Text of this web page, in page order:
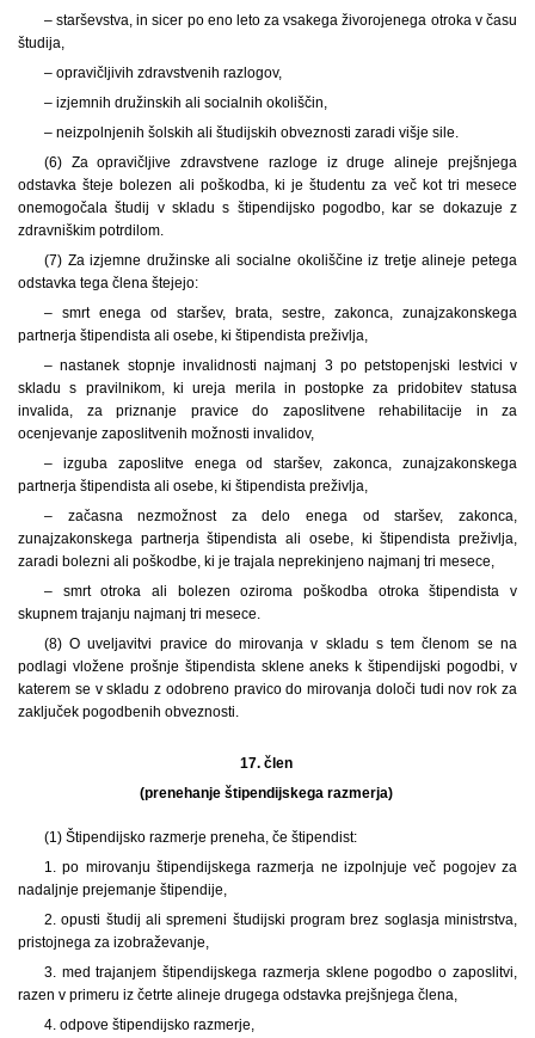
– starševstva, in sicer po eno leto za vsakega živorojenega otroka v času
študija,
– opravičljivih zdravstvenih razlogov,
– izjemnih družinskih ali socialnih okoliščin,
– neizpolnjenih šolskih ali študijskih obveznosti zaradi višje sile.
(6) Za opravičljive zdravstvene razloge iz druge alineje prejšnjega
odstavka šteje bolezen ali poškodba, ki je študentu za več kot tri mesece
onemogočala študij v skladu s štipendijsko pogodbo, kar se dokazuje z
zdravniškim potrdilom.
(7) Za izjemne družinske ali socialne okoliščine iz tretje alineje petega
odstavka tega člena štejejo:
– smrt enega od staršev, brata, sestre, zakonca, zunajzakonskega
partnerja štipendista ali osebe, ki štipendista preživlja,
– nastanek stopnje invalidnosti najmanj 3 po petstopenjski lestvici v
skladu s pravilnikom, ki ureja merila in postopke za pridobitev statusa
invalida, za priznanje pravice do zaposlitvene rehabilitacije in za
ocenjevanje zaposlitvenih možnosti invalidov,
– izguba zaposlitve enega od staršev, zakonca, zunajzakonskega
partnerja štipendista ali osebe, ki štipendista preživlja,
– začasna nezmožnost za delo enega od staršev, zakonca,
zunajzakonskega partnerja štipendista ali osebe, ki štipendista preživlja,
zaradi bolezni ali poškodbe, ki je trajala neprekinjeno najmanj tri mesece,
– smrt otroka ali bolezen oziroma poškodba otroka štipendista v
skupnem trajanju najmanj tri mesece.
(8) O uveljavitvi pravice do mirovanja v skladu s tem členom se na
podlagi vložene prošnje štipendista sklene aneks k štipendijski pogodbi, v
katerem se v skladu z odobreno pravico do mirovanja določi tudi nov rok za
zaključek pogodbenih obveznosti.
17. člen
(prenehanje štipendijskega razmerja)
(1) Štipendijsko razmerje preneha, če štipendist:
1. po mirovanju štipendijskega razmerja ne izpolnjuje več pogojev za
nadaljnje prejemanje štipendije,
2. opusti študij ali spremeni študijski program brez soglasja ministrstva,
pristojnega za izobraževanje,
3. med trajanjem štipendijskega razmerja sklene pogodbo o zaposlitvi,
razen v primeru iz četrte alineje drugega odstavka prejšnjega člena,
4. odpove štipendijsko razmerje,